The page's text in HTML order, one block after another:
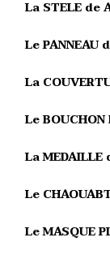
La STELE de
Le PANNEAU
La
Le BOUCHON
La MEDAILLE
Le
Le MASQUE